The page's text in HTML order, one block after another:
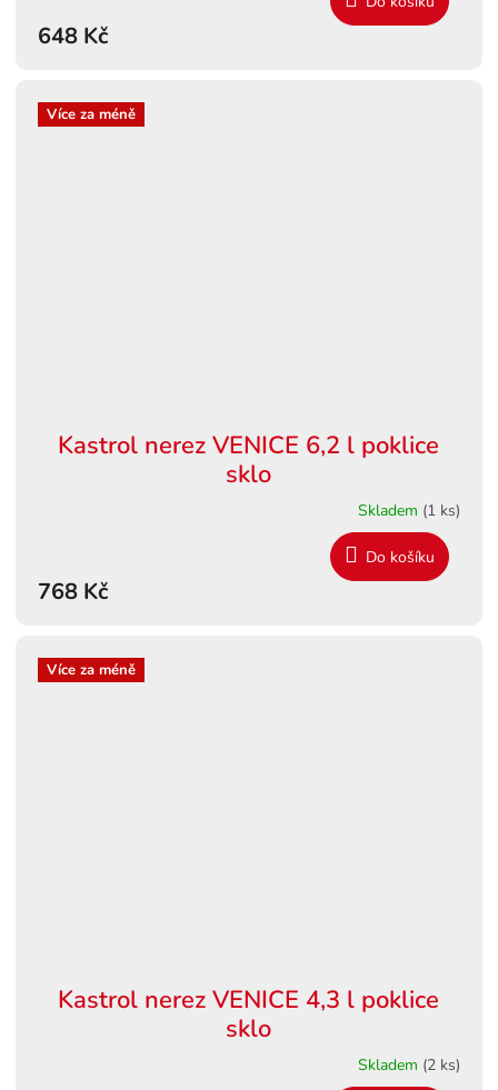
648 Kč
Více za méně
Kastrol nerez VENICE 6,2 l poklice
sklo
Skladem (1 ks)
768 Kč
Do košíku
Více za méně
Kastrol nerez VENICE 4,3 l poklice
sklo
Skladem (2 ks)